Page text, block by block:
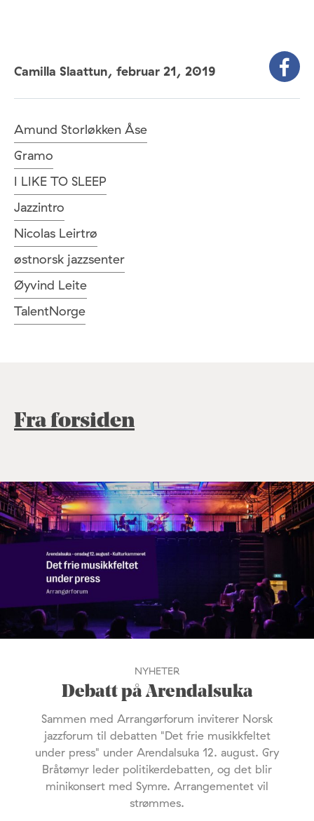
Camilla Slaattun, februar 21, 2019
Amund Storløkken Åse
Gramo
I LIKE TO SLEEP
Jazzintro
Nicolas Leirtrø
østnorsk jazzsenter
Øyvind Leite
TalentNorge
Fra forsiden
NYHETER
Debatt på Arendalsuka
Sammen med Arrangørforum inviterer Norsk
jazzforum til debatten "Det frie musikkfeltet
under press" under Arendalsuka 12. august. Gry
Bråtømyr leder politikerdebatten, og det blir
minikonsert med Symre. Arrangementet vil
strømmes.